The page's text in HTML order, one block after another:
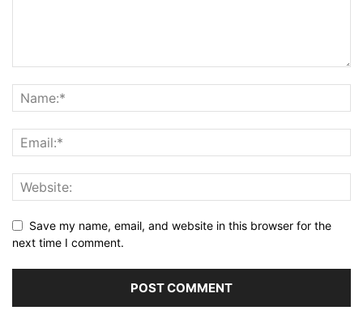
Save my name, email, and website in this browser for the
next time I comment.